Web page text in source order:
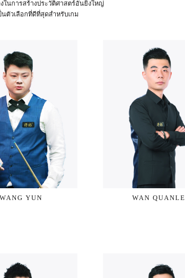
ในการสร้างประวัติศาสตร์อันยิ่งใหญ่
นตัวเลือกที่ดีที่สุดสำหรับเกม
WANG YUN WAN QUANLE